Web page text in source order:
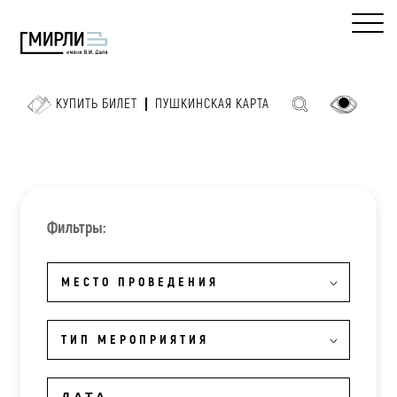
КУПИТЬ БИЛЕТ ПУШКИНСКАЯ КАРТА
Фильтры:
МЕСТО ПРОВЕДЕНИЯ
ТИП МЕРОПРИЯТИЯ